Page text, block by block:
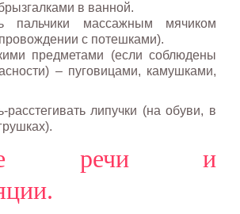
в ванной.
пальчики массажным мячиком
с потешками).
предметами (если соблюдены
– пуговицами, камушками,
расстегивать липучки (на обуви, в
речи и